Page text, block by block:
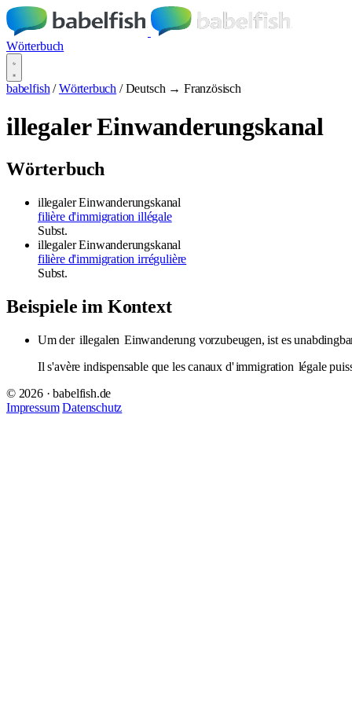
Wörterbuch
babelfish / Wörterbuch / Deutsch → Französisch
illegaler Einwanderungskanal
Wörterbuch
illegaler Einwanderungskanal
filière d'immigration illégale
Subst.
illegaler Einwanderungskanal
filière d'immigration irrégulière
Subst.
Beispiele im Kontext
Um der illegalen Einwanderung vorzubeugen, ist es
Il s'avère indispensable que les canaux d'immigration légale
© 2026 · babelfish.de
Impressum Datenschutz